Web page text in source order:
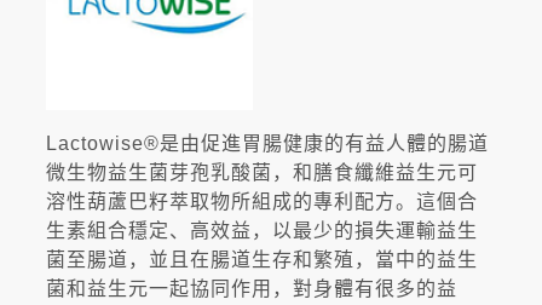
Lactowise®是由促進胃腸健康的有益人體的腸道
微生物益生菌芽孢乳酸菌，和膳食纖維益生元可
溶性葫蘆巴籽萃取物所組成的專利配方。這個合
生素組合穩定、高效益，以最少的損失運輸益生
菌至腸道，並且在腸道生存和繁殖，當中的益生
菌和益生元一起協同作用，對身體有很多的益